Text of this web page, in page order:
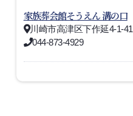
家族葬会館そうえん 溝の口
川崎市高津区下作延4-1-41
044-873-4929